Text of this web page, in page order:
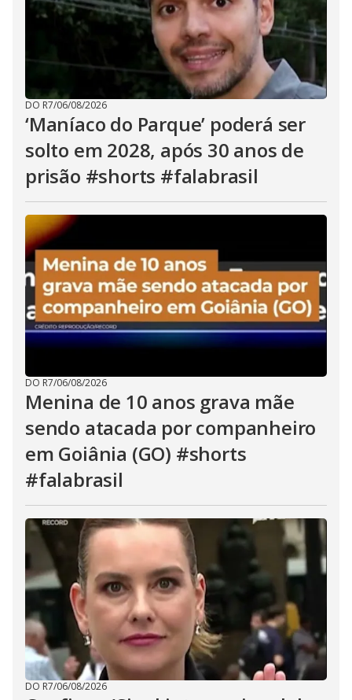
DO R7/06/08/2026
‘Maníaco do Parque’ poderá ser
solto em 2028, após 30 anos de
prisão #shorts #falabrasil
DO R7/06/08/2026
Menina de 10 anos grava mãe
sendo atacada por companheiro
em Goiânia (GO) #shorts
#falabrasil
DO R7/06/08/2026